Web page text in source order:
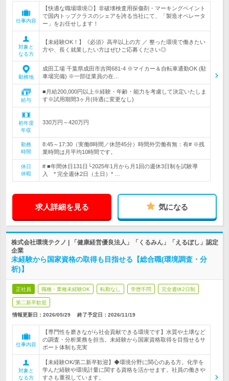
仕事内容
【快適な職場環境◎】非破壊検査用探傷剤・マーキングペイント
で国内トップクラスのシェアを誇る当社にて、「製造オペレータ
ー」をお任せします！
対象と
なる方
【未経験OK！】《必須》高卒以上の方 ／ 整った環境で働きたい
方や、長く就業したい方はぜひご応募ください◎
勤務地
成田工場 千葉県成田市吉岡681-4 ※マイカー＆自転車通勤OK (駐
車場完備) ※一部従業員の在…
給与
■月給200,000円以上※経験・年齢・能力を考慮して決定いたしま
す※試用期間3ヶ月(待遇に変更なし)
初年度
年収
330万円～420万円
勤務
時間
8:45～17:30（実働8時間／休憩45分）時間外労働有無：有# ※残
業時間は月平均10時間です。
休日
休暇
# ■年間休日131日└2025年1月から月1回の週休3日制を試験導
入 * 完全週休2日（土日）* …
求人詳細を見る 気になる
株式会社環境テクノ | 「健康経営優良法人」「くるみん」「えるぼし」認定
企業
未経験から国家資格の取得も目指せる【総合職(環境調査・分
析)】
正社員 職種・業種未経験OK 転勤なし 学歴不問 完全週休2日制
第二新卒歓迎
情報更新日：2026/05/29 終了予定日： 2026/11/19
仕事内容
【専門性を磨きながら社会貢献できる環境です】水質や土壌など
の調査・分析業務を担当。未経験から国家資格取得を目指せるサ
ポート体制も充実
対象と
なる方
【未経験OK/第二新卒歓迎】◆環境分野に関心のある方。化学を
学んだ経験や環境計量に関する資格を活かせます。社員の働きや
すさも重視しています。